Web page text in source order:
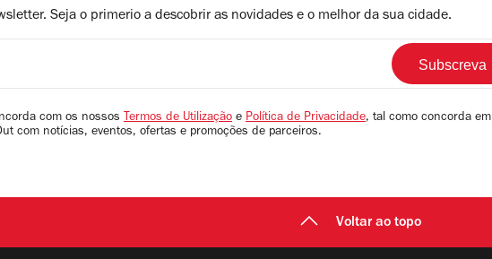
Seja o primerio a descobrir as novidades e o melhor da sua cidade.
com os nossos Termos de Utilização e Política de Privacidade, tal como concorda em
com notícias, eventos, ofertas e promoções de parceiros.
Voltar ao topo